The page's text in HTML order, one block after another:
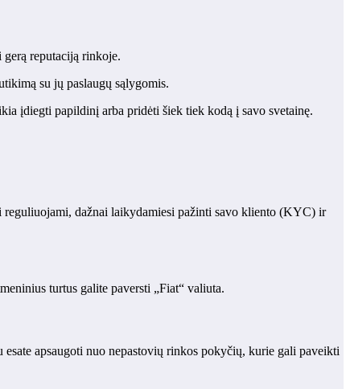
reputaciją rinkoje.
su jų paslaugų sąlygomis.
įdiegti papildinį arba pridėti šiek tiek kodą į savo svetainę.
reguliuojami, dažnai laikydamiesi pažinti savo kliento (KYC) ir
turtus galite paversti „Fiat“ valiuta.
apsaugoti nuo nepastovių rinkos pokyčių, kurie gali paveikti